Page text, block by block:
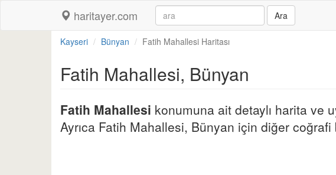
haritayer.com Ara
Kayseri Bünyan Fatih Mahallesi Haritası
Fatih Mahallesi, Bünyan
Fatih Mahallesi konumuna ait detaylı harita ve
Ayrıca Fatih Mahallesi, Bünyan için diğer